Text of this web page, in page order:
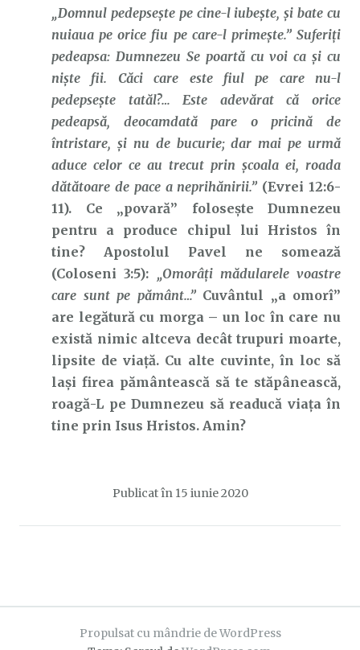
„Domnul pedepseşte pe cine-l iubeşte, şi bate cu
nuiaua pe orice fiu pe care-l primeşte.” Suferiţi
pedeapsa: Dumnezeu Se poartă cu voi ca şi cu
nişte fii. Căci care este fiul pe care nu-l
pedepseşte tatăl?… Este adevărat că orice
pedeapsă, deocamdată pare o pricină de
întristare, şi nu de bucurie; dar mai pe urmă
aduce celor ce au trecut prin şcoala ei, roada
dătătoare de pace a neprihănirii.” (Evrei 12:6-
11). Ce „povară” folosește Dumnezeu
pentru a produce chipul lui Hristos în
tine? Apostolul Pavel ne somează
(Coloseni 3:5): „Omorâţi mădularele voastre
care sunt pe pământ…”Cuvântul „a omorî”
are legătură cu morga – un loc în care nu
există nimic altceva decât trupuri moarte,
lipsite de viață. Cu alte cuvinte, în loc să
lași firea pământească să te stăpânească,
roagă-L pe Dumnezeu să readucă viața în
tine prin Isus Hristos. Amin?
Publicat în 15 iunie 2020
Propulsat cu mândrie de WordPress